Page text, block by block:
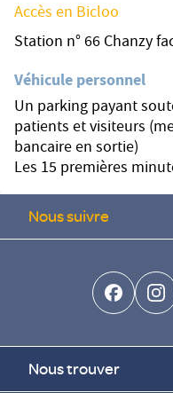
Accès en Bicloo
Station n° 66 Chanzy
Véhicule personnel
Un parking payant
patients et visiteurs
bancaire en sortie)
Les 15 premières
Nous suivre
Nous trouver